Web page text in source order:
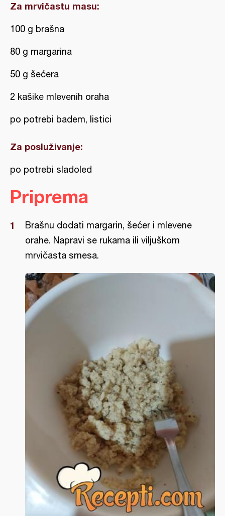
Za mrvičastu masu:
100 g brašna
80 g margarina
50 g šećera
2 kašike mlevenih oraha
po potrebi badem, listici
Za posluživanje:
po potrebi sladoled
Priprema
Brašnu dodati margarin, šećer i mlevene
orahe. Napravi se rukama ili viljuškom
mrvičasta smesa.